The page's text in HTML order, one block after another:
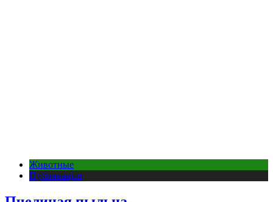
Животные
Публикации